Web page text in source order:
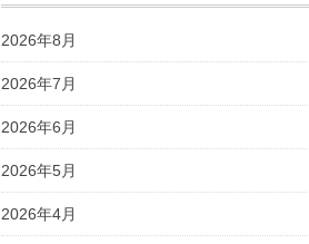
2026年8月
2026年7月
2026年6月
2026年5月
2026年4月